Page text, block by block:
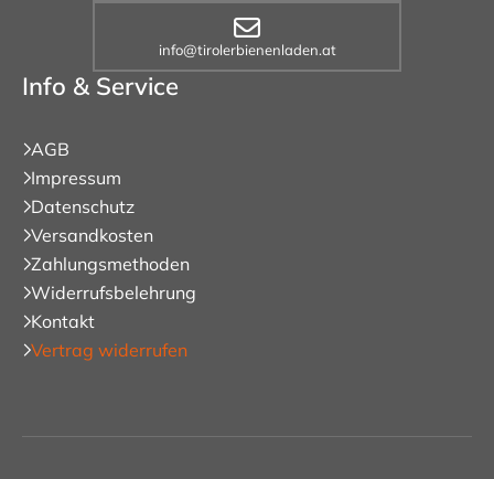
info@tirolerbienenladen.at
Info & Service
AGB
Impressum
Datenschutz
Versandkosten
Zahlungsmethoden
Widerrufsbelehrung
Kontakt
Vertrag widerrufen